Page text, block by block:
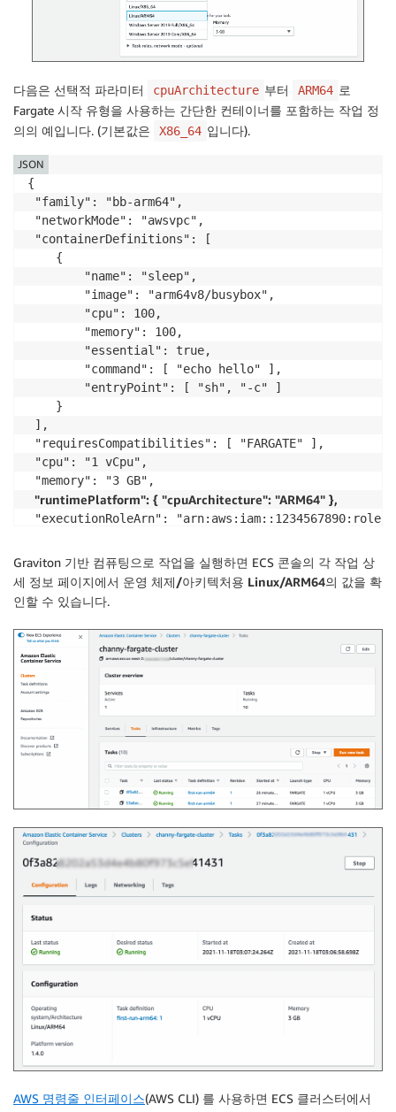
다음은 선택적 파라미터 cpuArchitecture 부터 ARM64 로
Fargate 시작 유형을 사용하는 간단한 컨테이너를 포함하는 작업 정
의의 예입니다. (기본값은
X86_64 입니다).
{
"family": "bb-arm64",
"networkMode": "awsvpc",
"containerDefinitions": [
    {
        "name": "sleep",
        "image": "arm64v8/busybox",
        "cpu": 100,
        "memory": 100,
        "essential": true,
        "command": [ "echo hello" ],
        "entryPoint": [ "sh", "-c" ]
    }
],
"requiresCompatibilities": [ "FARGATE" ],
"cpu": "1 vCpu",
"memory": "3 GB",
"runtimePlatform": { "cpuArchitecture": "ARM64" },
"executionRoleArn": "arn:aws:iam::1234567890:role/
JSON
Graviton 기반 컴퓨팅으로 작업을 실행하면 ECS 콘솔의 각 작업 상
세 정보 페이지에서 운영 체제/아키텍처용 Linux/ARM64의 값을 확
인할 수 있습니다.
AWS 명령줄 인터페이스(AWS CLI) 를 사용하면 ECS 클러스터에서